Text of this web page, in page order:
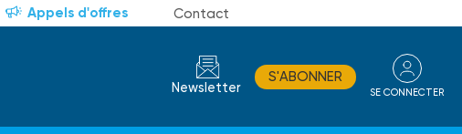
Appels d'offres Contact
Newsletter
S'ABONNER
SE CONNECTER